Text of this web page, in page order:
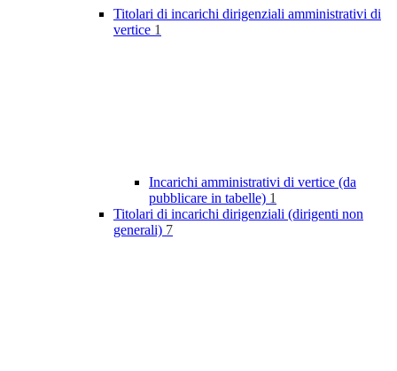
Titolari di incarichi dirigenziali amministrativi di
vertice 1
Incarichi amministrativi di vertice (da
pubblicare in tabelle) 1
Titolari di incarichi dirigenziali (dirigenti non
generali) 7